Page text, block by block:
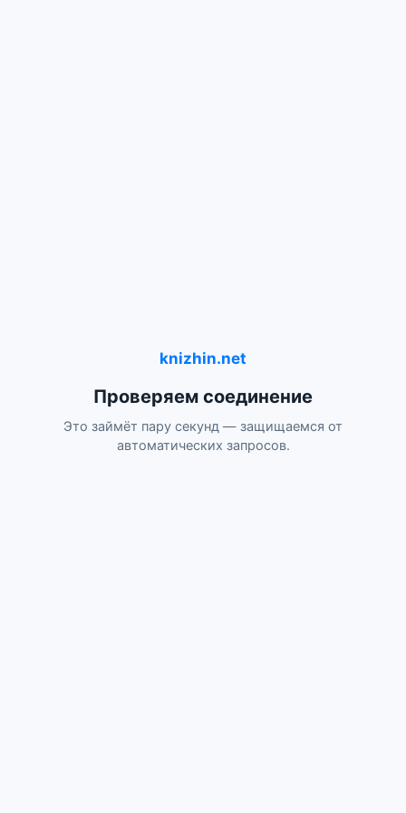
knizhin.net
Проверяем соединение
Это займёт пару секунд — защищаемся от
автоматических запросов.